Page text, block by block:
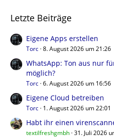
Letzte Beiträge
Eigene Apps erstellen
Torc 8. August 2026 um 21:26
WhatsApp: Ton aus nur
möglich?
Torc 6. August 2026 um 16:56
Eigene Cloud betreiben
Torc 1. August 2026 um 22:01
Habt ihr einen
textilfreshgmbh 31. Juli 2026